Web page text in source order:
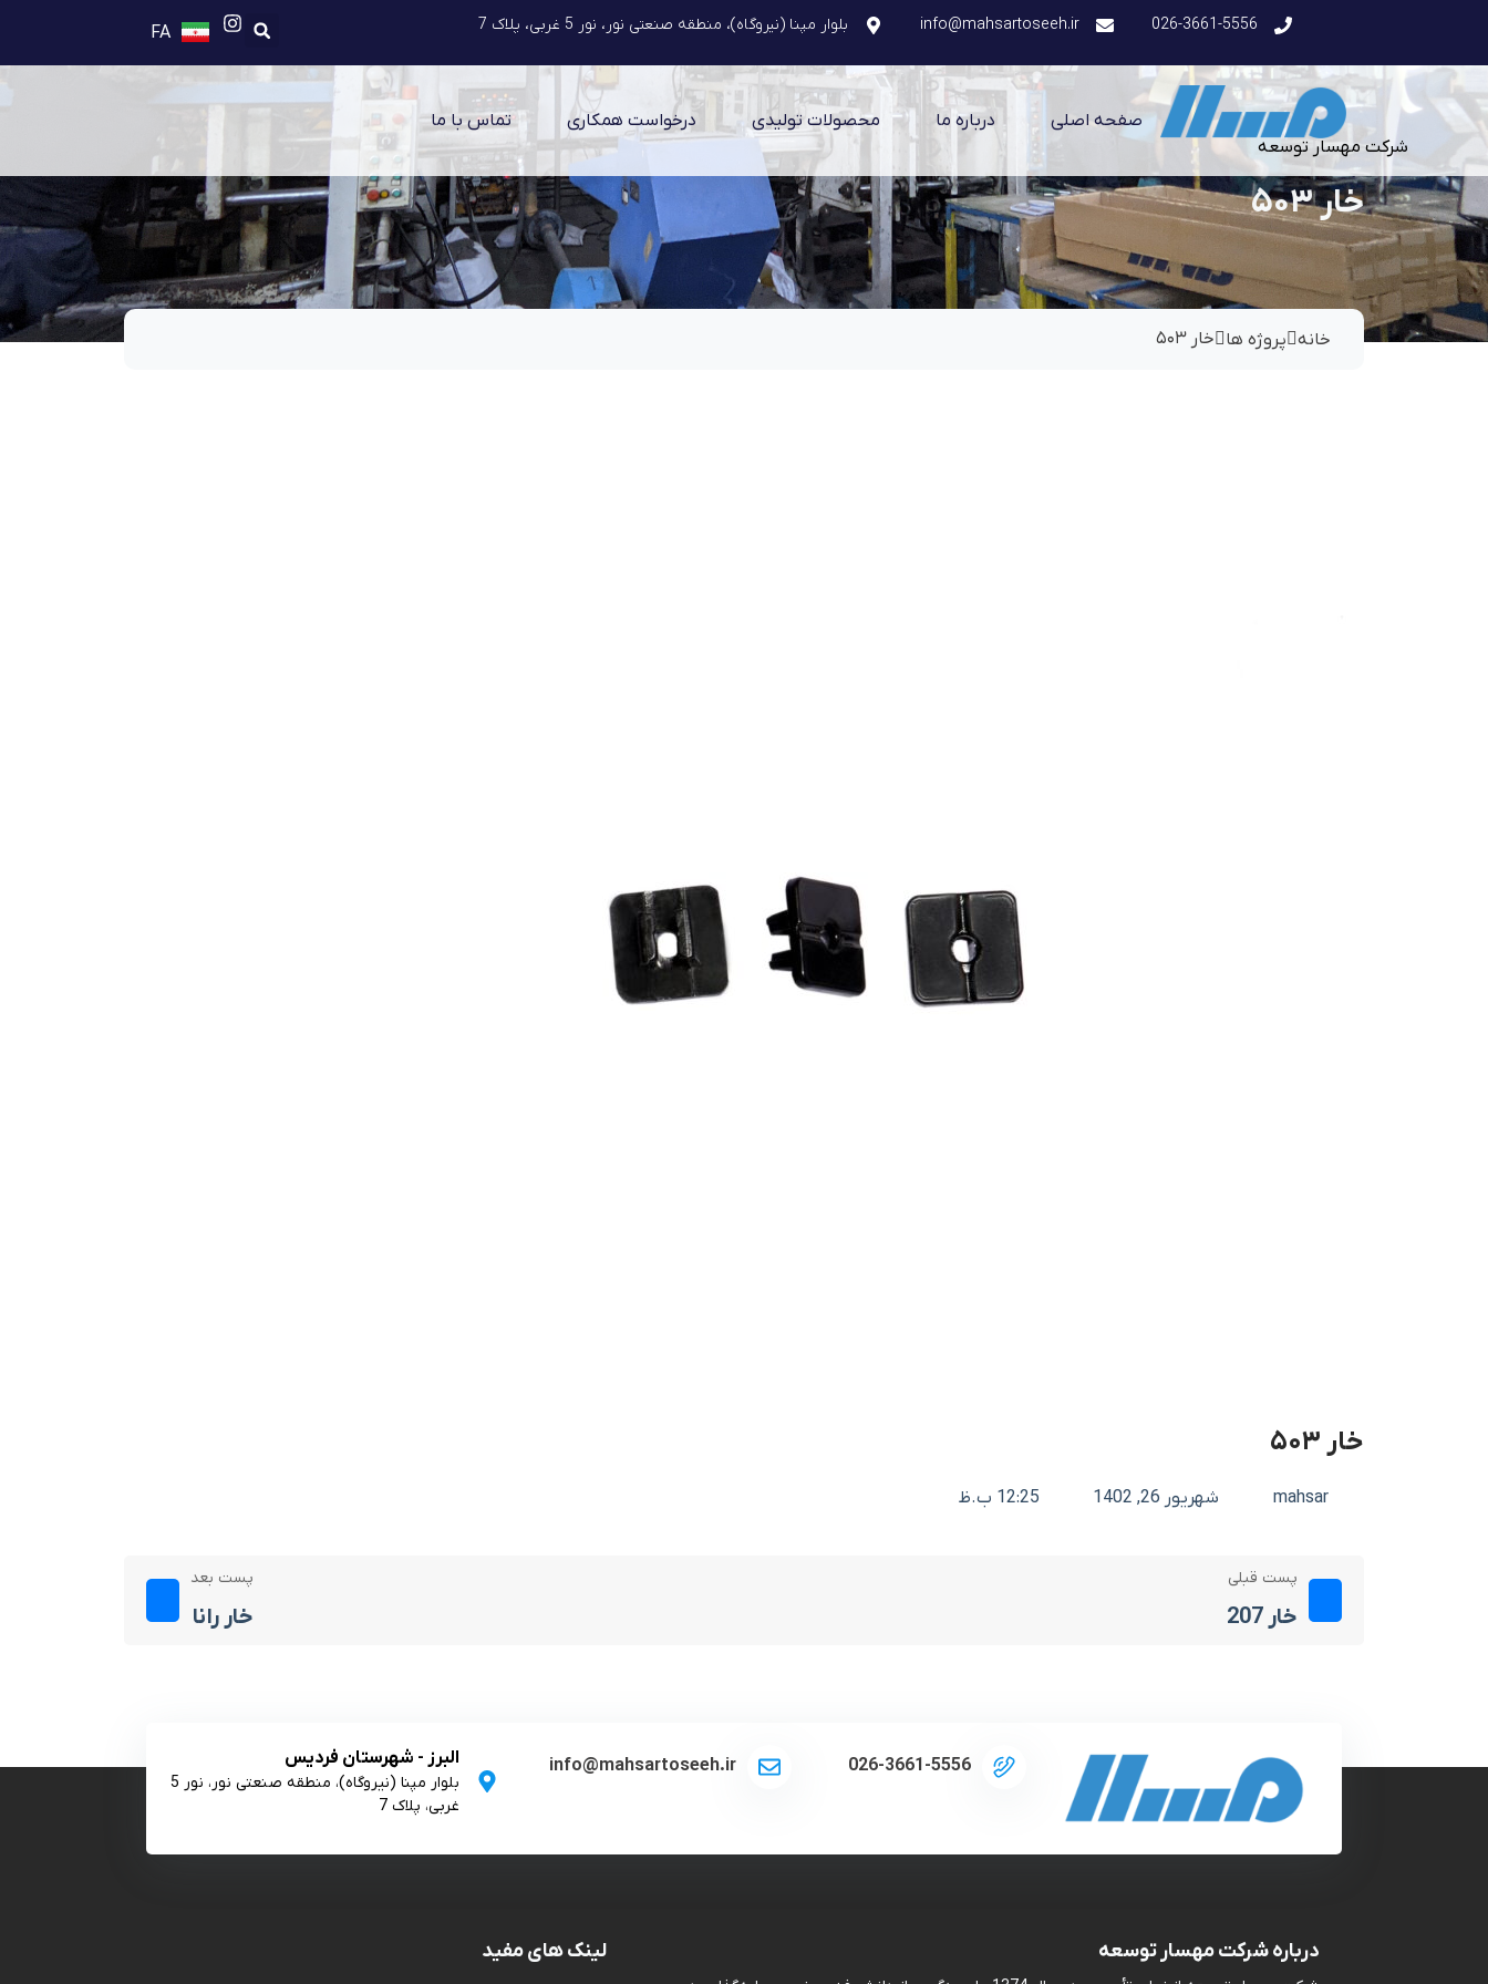
026-3661-5556
info@mahsartoseeh.ir بلوار مپنا (نیروگاه)، منطقه صنعتی نور، نور 5 غربی، پلاک 7 FA
EN
شرکت مهسار توسعه
صفحه اصلی درباره ما محصولات تولیدی درخواست همکاری تماس با ما
خار ۵۰۳
خانه پروژه ها خار ۵۰۳
خار ۵۰۳
mahsar شهریور 26, 1402 12:25 ب.ظ
پست قبلی
خار 207
پست بعد
خار رانا
026-3661-5556
info@mahsartoseeh.ir البرز - شهرستان فردیس
بلوار مپنا (نیروگاه)، منطقه صنعتی نور، نور 5
غربی، پلاک 7
درباره شرکت مهسار توسعه لینک های مفید